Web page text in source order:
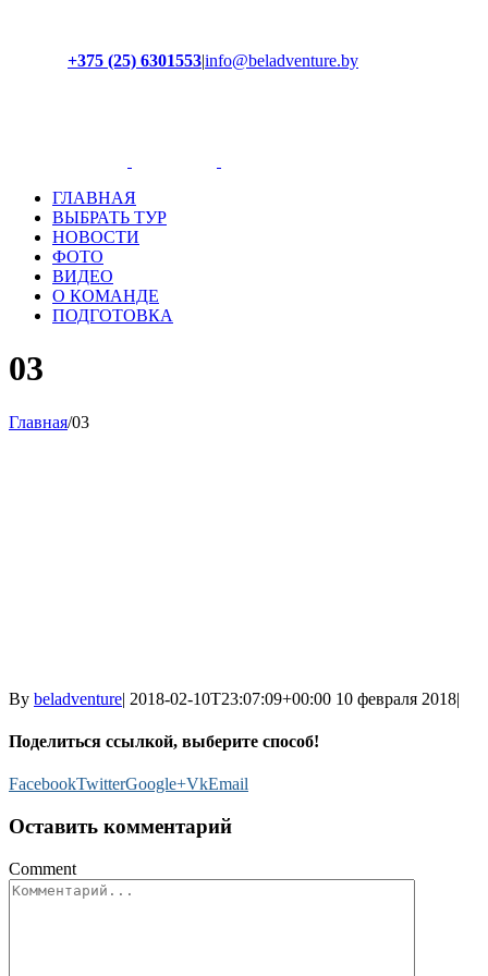
+375 (25) 6301553|info@beladventure.by
ГЛАВНАЯ
ВЫБРАТЬ ТУР
НОВОСТИ
ФОТО
ВИДЕО
О КОМАНДЕ
ПОДГОТОВКА
03
Главная/03
By beladventure| 2018-02-10T23:07:09+00:00 10 февраля 2018|
Поделиться ссылкой, выберите способ!
FacebookTwitterGoogle+VkEmail
Оставить комментарий
Comment